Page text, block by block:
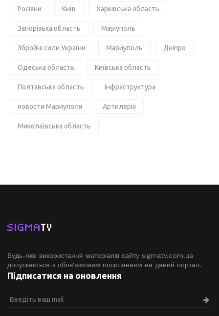
Росіяни Київ Харківська область
Запорізька область Маріуполь
Збройні сили України Мариуполь Дніпро
Одеська область Київська область
Полтавська область Інфраструктура
новости Мариуполя Артилерія
Миколаївська область
SIGMATV
Будь-яке використання матеріалів сайту sigmatv.com.ua
допускається з обов'язковим посиланням на даний портал.
Підписатися на оновлення